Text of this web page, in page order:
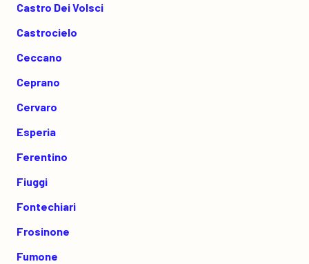
Castro Dei Volsci
Castrocielo
Ceccano
Ceprano
Cervaro
Esperia
Ferentino
Fiuggi
Fontechiari
Frosinone
Fumone